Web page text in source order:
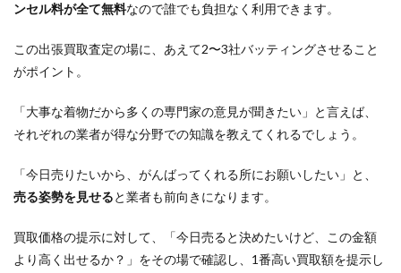
ンセル料が全て無料なので誰でも負担なく利用できます。
この出張買取査定の場に、あえて2〜3社バッティングさせること
がポイント。
「大事な着物だから多くの専門家の意見が聞きたい」と言えば、
それぞれの業者が得な分野での知識を教えてくれるでしょう。
「今日売りたいから、がんばってくれる所にお願いしたい」と、
売る姿勢を見せると業者も前向きになります。
買取価格の提示に対して、「今日売ると決めたいけど、この金額
より高く出せるか？」をその場で確認し、1番高い買取額を提示し